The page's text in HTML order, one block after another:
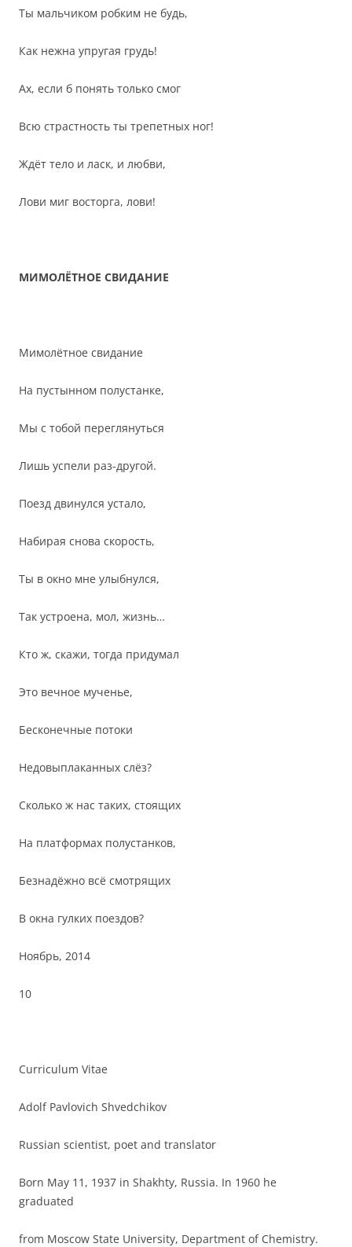
Ты мальчиком робким не будь,
Как нежна упругая грудь!
Ах, если б понять только смог
Всю страстность ты трепетных ног!
Ждёт тело и ласк, и любви,
Лови миг восторга, лови!
МИМОЛЁТНОЕ СВИДАНИЕ
Мимолётное свидание
На пустынном полустанке,
Мы с тобой переглянуться
Лишь успели раз-другой.
Поезд двинулся устало,
Набирая снова скорость,
Ты в окно мне улыбнулся,
Так устроена, мол, жизнь…
Кто ж, скажи, тогда придумал
Это вечное мученье,
Бесконечные потоки
Недовыплаканных слёз?
Сколько ж нас таких, стоящих
На платформах полустанков,
Безнадёжно всё смотрящих
В окна гулких поездов?
Ноябрь, 2014
10
Curriculum Vitae
Adolf Pavlovich Shvedchikov
Russian scientist, poet and translator
Born May 11, 1937 in Shakhty, Russia. In 1960 he
graduated
from Moscow State University, Department of Chemistry.